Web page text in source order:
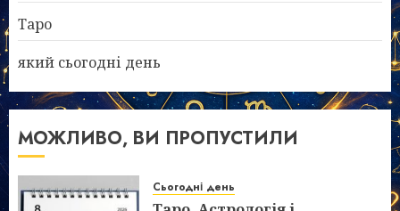
Таро
який сьогодні день
МОЖЛИВО, ВИ ПРОПУСТИЛИ
Сьогодні день